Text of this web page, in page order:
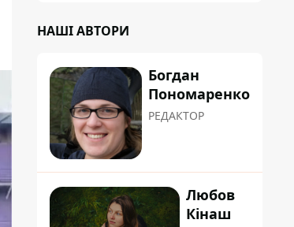
НАШІ АВТОРИ
Богдан
Пономаренко
РЕДАКТОР
Любов
Кінаш